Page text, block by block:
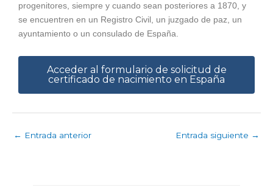
progenitores, siempre y cuando sean posteriores a 1870, y
se encuentren en un Registro Civil, un juzgado de paz, un
ayuntamiento o un consulado de España.
Acceder al formulario de solicitud de
certificado de nacimiento en España
← Entrada anterior Entrada siguiente →